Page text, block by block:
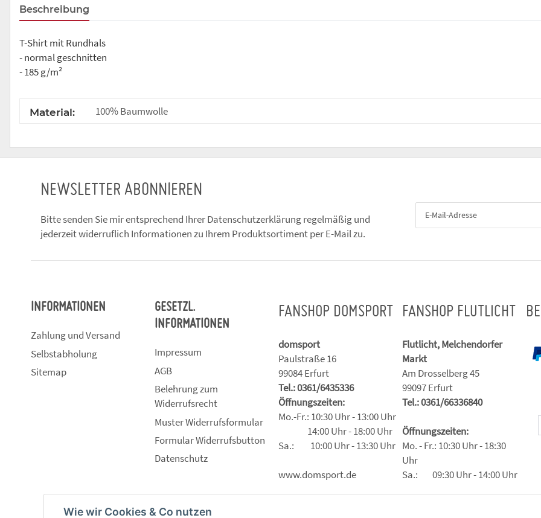
Beschreibung
T-Shirt mit Rundhals
- normal geschnitten
- 185 g/m²
Material: 100% Baumwolle
NEWSLETTER ABONNIEREN
Bitte senden Sie mir entsprechend IhrerDatenschutzerklärungregelmäßig und
jederzeit widerruflich Informationen zu Ihrem Produktsortiment per E-Mail zu.
INFORMATIONEN
Zahlung und Versand
Selbstabholung
Sitemap
GESETZL.
INFORMATIONEN
Impressum
AGB
Belehrung zum
Widerrufsrecht
Muster Widerrufsformular
Formular Widerrufsbutton
Datenschutz
FANSHOP DOMSPORT
domsport
Paulstraße 16
99084 Erfurt
Tel.: 0361/6435336
Öffnungszeiten:
Mo.-Fr.: 10:30 Uhr - 13:00 Uhr
14:00 Uhr - 18:00 Uhr
Sa.: 10:00 Uhr - 13:30 Uhr
www.domsport.de
FANSHOP FLUTLICHT
Flutlicht, Melchendorfer
Markt
Am Drosselberg 45
99097 Erfurt
Tel.: 0361/66336840
Öffnungszeiten:
Mo. - Fr.: 10:30 Uhr - 18:30
Uhr
Sa.: 09:30 Uhr - 14:00 Uhr
Wie wir Cookies & Co nutzen